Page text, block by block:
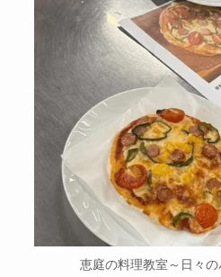
恵庭の料理教室～日々